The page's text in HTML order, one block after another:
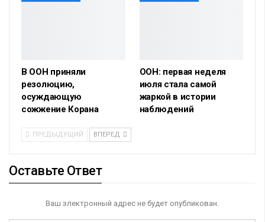
В ООН приняли
резолюцию,
осуждающую
сожжение Корана
ООН: первая неделя
июля стала самой
жаркой в истории
наблюдений
ПРЕДЫДУЩИЙ ВПЕРЕД
Оставьте Ответ
Ваш электронный адрес не будет опубликован.